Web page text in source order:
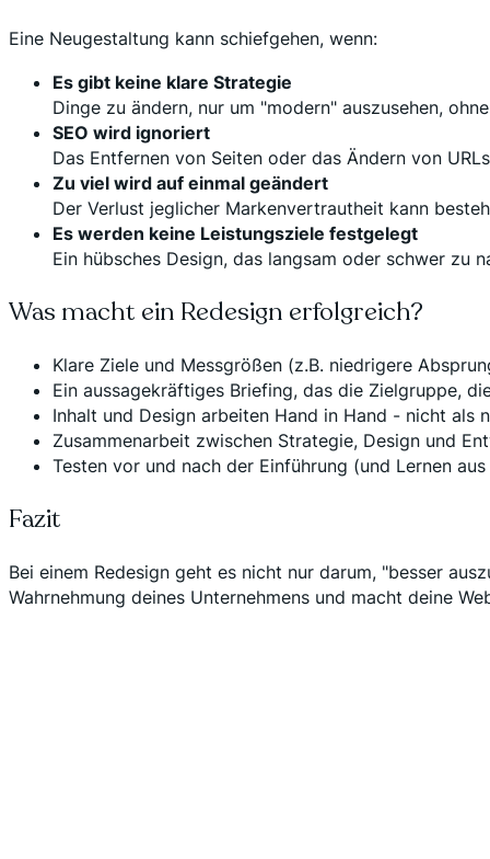
Eine Neugestaltung kann schiefgehen, wenn:
Es gibt keine klare Strategie
Dinge zu ändern, nur um "modern" auszusehen,
SEO wird ignoriert
Das Entfernen von Seiten oder das Ändern von
Zu viel wird auf einmal geändert
Der Verlust jeglicher Markenvertrautheit kann
Es werden keine Leistungsziele festgelegt
Ein hübsches Design, das langsam oder schwer
Was macht ein Redesign erfolgreich?
Klare Ziele und Messgrößen (z.B. niedrigere
Ein aussagekräftiges Briefing, das die Zielgruppe,
Inhalt und Design arbeiten Hand in Hand - nicht als
Zusammenarbeit zwischen Strategie, Design und
Testen vor und nach der Einführung (und Lernen
Fazit
Bei einem Redesign geht es nicht nur darum, "besser
Wahrnehmung deines Unternehmens und macht deine